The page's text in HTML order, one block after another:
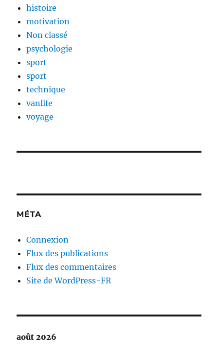
histoire
motivation
Non classé
psychologie
sport
sport
technique
vanlife
voyage
MÉTA
Connexion
Flux des publications
Flux des commentaires
Site de WordPress-FR
août 2026